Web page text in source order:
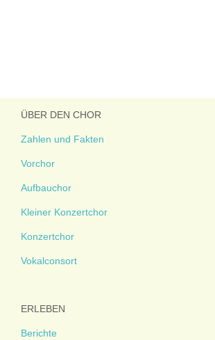
ÜBER DEN CHOR
Zahlen und Fakten
Vorchor
Aufbauchor
Kleiner Konzertchor
Konzertchor
Vokalconsort
ERLEBEN
Berichte